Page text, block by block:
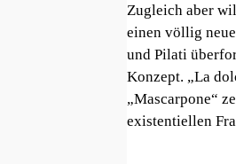
Zugleich aber
einen völlig
und Pilati
Konzept. „La
„Mascarpone“
existentiellen